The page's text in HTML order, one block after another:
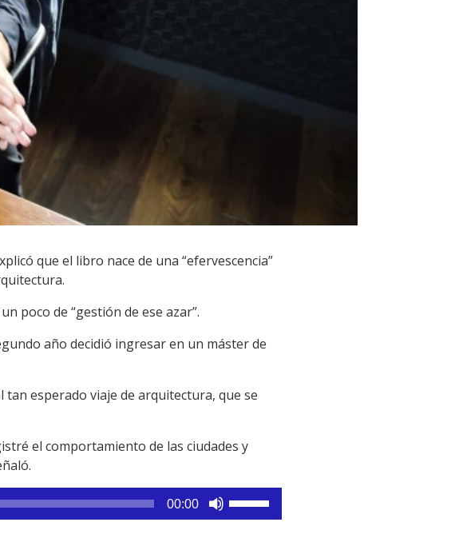
que el libro nace de una “efervescencia”
poco de “gestión de ese azar”.
año decidió ingresar en un máster de
esperado viaje de arquitectura, que se
el comportamiento de las ciudades y
00:00